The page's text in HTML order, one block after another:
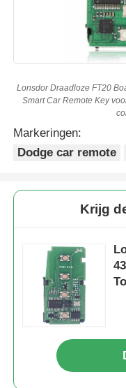
Lonsdor Draadloze FT20
Smart Car Remote Key
Markeringen:
Dodge car remote
Krijg